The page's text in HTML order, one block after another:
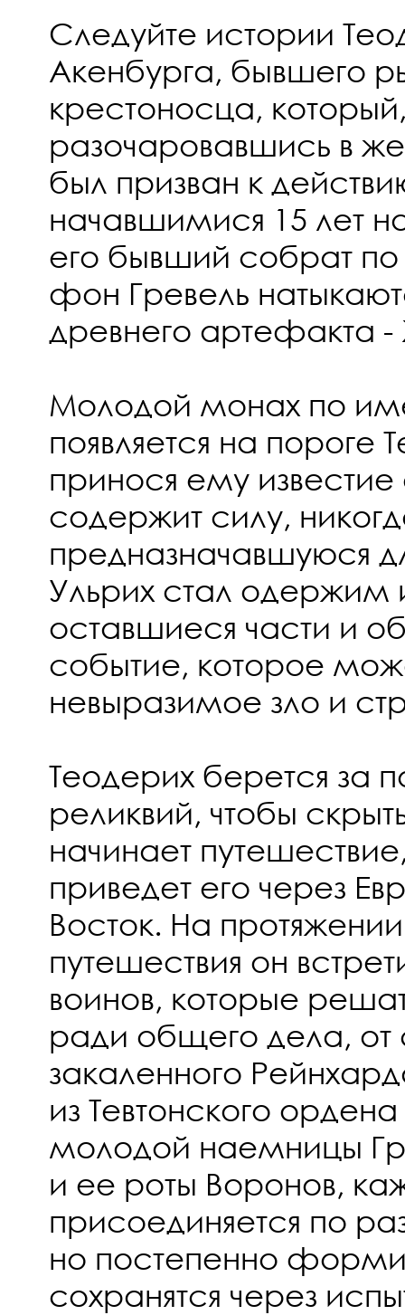
Следуйте истории
Акенбурга, бывшего
крестоносца,
разочаровавшись в
был призван к
начавшимися 15 лет
его бывший собрат
фон Гревель
древнего артефакта
Молодой монах по
появляется на пороге
принося ему
содержит силу,
предназначавшуюся
Ульрих стал одержим
оставшиеся части и
событие, которое
невыразимое зло и
Теодерих берется за
реликвий, чтобы
начинает
приведет его через
Восток. На
путешествия он
воинов, которые
ради общего дела, от
закаленного
из Тевтонского
молодой наемницы
и ее роты Воронов,
присоединяется по
но постепенно
сохранятся через